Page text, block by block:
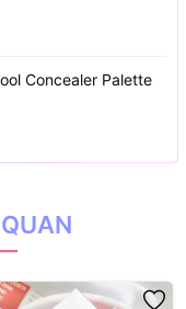
Concealer Palette